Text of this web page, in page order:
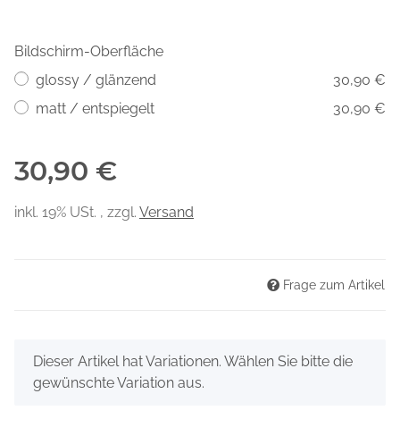
Bildschirm-Oberfläche
glossy / glänzend
30,90 €
matt / entspiegelt
30,90 €
30,90 €
inkl. 19% USt. , zzgl. Versand
Frage zum Artikel
x
Dieser Artikel hat Variationen. Wählen Sie bitte die
gewünschte Variation aus.